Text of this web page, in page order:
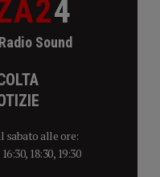
4
Sound
sabato alle ore:
18:30, 19:30